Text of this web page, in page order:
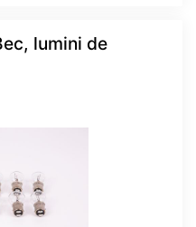
lumini de